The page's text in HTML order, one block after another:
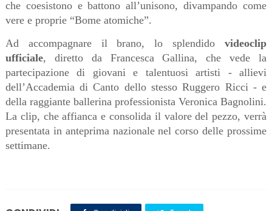
che coesistono e battono all’unisono, divampando come
vere e proprie “Bome atomiche”.
Ad accompagnare il brano, lo splendidovideoclip
ufficiale, diretto da Francesca Gallina, che vede la
partecipazione di giovani e talentuosi artisti - allievi
dell’Accademia di Canto dello stesso Ruggero Ricci - e
della raggiante ballerina professionista Veronica Bagnolini.
La clip, che affianca e consolida il valore del pezzo, verrà
presentata in anteprima nazionale nel corso delle prossime
settimane.